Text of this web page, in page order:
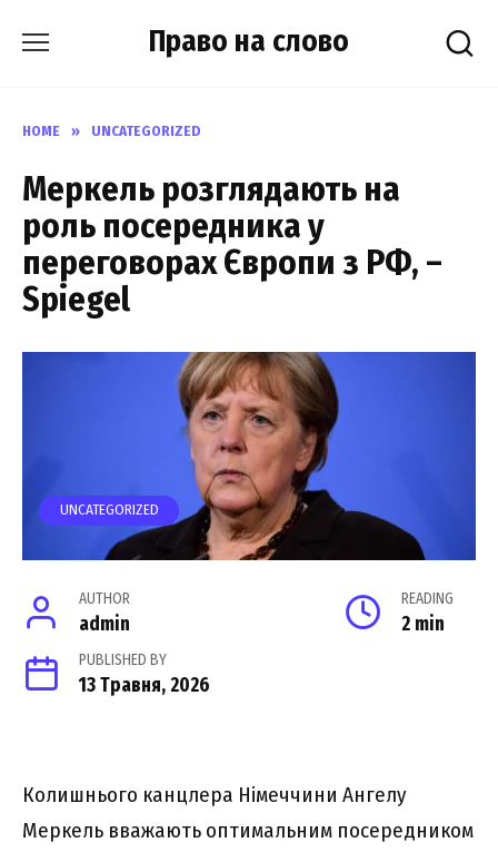
Право на слово
HOME » UNCATEGORIZED
Меркель розглядають на
роль посередника у
переговорах Європи з РФ, –
Spiegel
UNCATEGORIZED
AUTHOR
admin
READING
2 min
PUBLISHED BY
13 Травня, 2026
Колишнього канцлера Німеччини Ангелу
Меркель вважають оптимальним посередником